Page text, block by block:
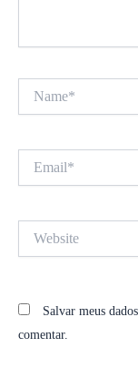
Salvar meus
comentar.